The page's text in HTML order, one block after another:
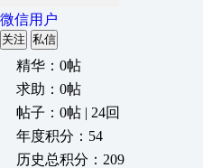
微信用户
关注 私信
精华：0帖
求助：0帖
帖子：0帖 | 24回
年度积分：54
历史总积分：209